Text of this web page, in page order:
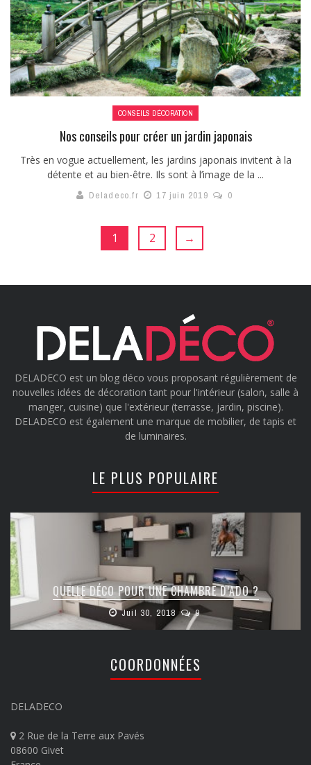
CONSEILS DÉCORATION
Nos conseils pour créer un jardin japonais
Très en vogue actuellement, les jardins japonais invitent à la
détente et au bien-être. Ils sont à l’image de la ...
Deladeco.fr 17 juin 2019 0
1 2 →
DELADECO est un blog déco vous proposant régulièrement de
nouvelles idées de décoration tant pour l'intérieur (salon, salle à
manger, cuisine) que l'extérieur (terrasse, jardin, piscine).
DELADECO est également une marque de mobilier, de tapis et
de luminaires.
LE PLUS POPULAIRE
QUELLE DÉCO POUR UNE CHAMBRE D’ADO ?
Juil 30, 2018 9
COORDONNÉES
DELADECO
2 Rue de la Terre aux Pavés
08600 Givet